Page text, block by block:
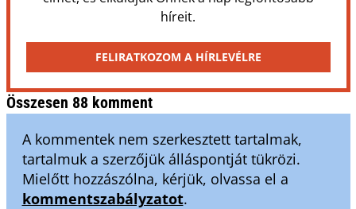
híreit.
FELIRATKOZOM A HÍRLEVÉLRE
Összesen 88 komment
A kommentek nem szerkesztett tartalmak,
tartalmuk a szerzőjük álláspontját tükrözi.
Mielőtt hozzászólna, kérjük, olvassa el a
kommentszabályzatot.